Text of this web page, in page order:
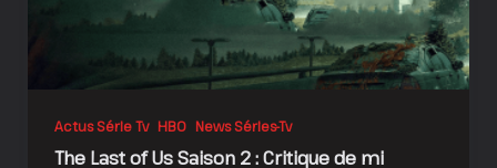
Actus Série Tv HBO News Séries-Tv
The Last of Us Saison 2 : Critique de mi